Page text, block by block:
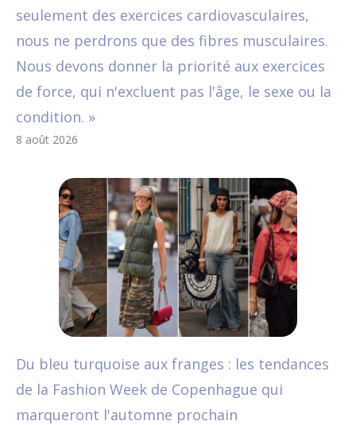
seulement des exercices cardiovasculaires,
nous ne perdrons que des fibres musculaires.
Nous devons donner la priorité aux exercices
de force, qui n'excluent pas l'âge, le sexe ou la
condition. »
8 août 2026
Du bleu turquoise aux franges : les tendances
de la Fashion Week de Copenhague qui
marqueront l'automne prochain